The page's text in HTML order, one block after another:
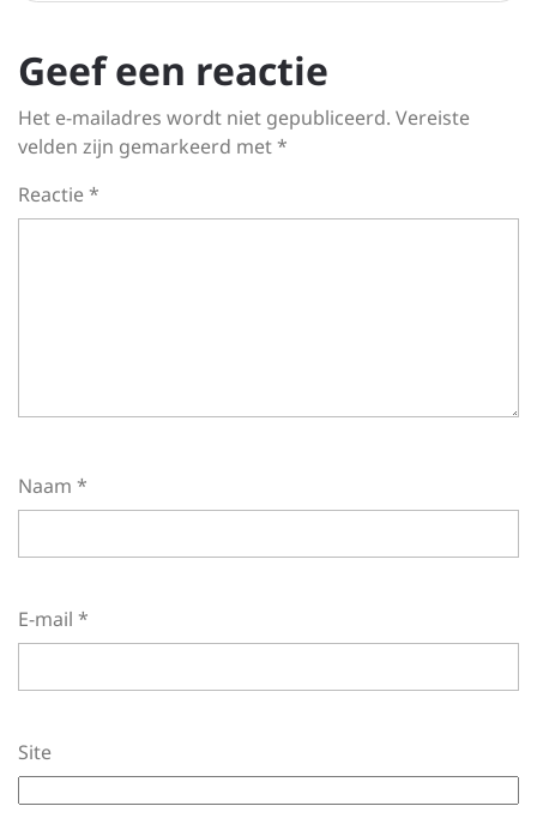
Geef een reactie
Het e-mailadres wordt niet gepubliceerd. Vereiste
velden zijn gemarkeerd met*
Reactie*
Naam *
E-mail *
Site